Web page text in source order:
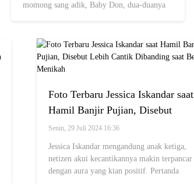
momong sang adik, Baby Don, dua-duanya
Foto Terbaru Jessica Iskandar saat
Hamil Banjir Pujian, Disebut
Lebih Cantik Dibanding saat
Belum Menikah
Senin, 29 Juli 2024 16:36
Jessica Iskandar mengandung anak ketiga,
netizen akui kecantikannya makin terpancar
dengan aura yang kian positif. Pertanda